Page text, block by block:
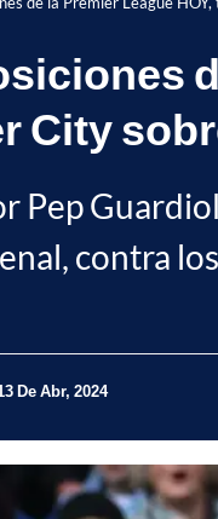
City
Pep
contra
De Abr, 2024